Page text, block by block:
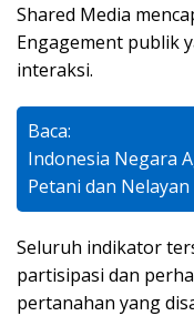
Shared Media
Engagement publik
interaksi.
Baca:
Indonesia Negara
Petani dan
Seluruh indikator
partisipasi dan
pertanahan yang